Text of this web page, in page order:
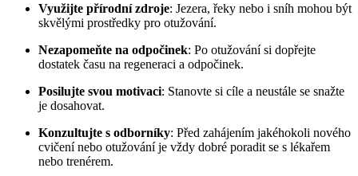
Využijte přírodní zdroje: Jezera, řeky nebo i sníh mohou být
skvělými prostředky pro otužování.
Nezapomeňte na odpočinek: Po otužování si dopřejte
dostatek času na regeneraci a odpočinek.
Posilujte svou motivaci: Stanovte si cíle a neustále se snažte
je dosahovat.
Konzultujte s odborníky: Před zahájením jakéhokoli nového
cvičení nebo otužování je vždy dobré poradit se s lékařem
nebo trenérem.